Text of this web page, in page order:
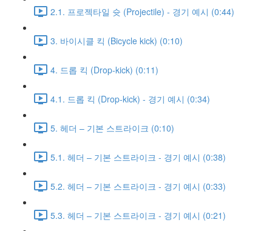
2.1. 프로젝타일 슛 (Projectile) - 경기 예시 (0:44)
3. 바이시클 킥 (Bicycle kick) (0:10)
4. 드롭 킥 (Drop-kick) (0:11)
4.1. 드롭 킥 (Drop-kick) - 경기 예시 (0:34)
5. 헤더 – 기본 스트라이크 (0:10)
5.1. 헤더 – 기본 스트라이크 - 경기 예시 (0:38)
5.2. 헤더 – 기본 스트라이크 - 경기 예시 (0:33)
5.3. 헤더 – 기본 스트라이크 - 경기 예시 (0:21)